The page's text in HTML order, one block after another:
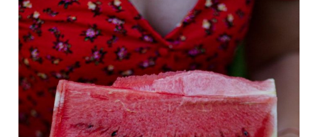
bis
zum
Naschmarkt